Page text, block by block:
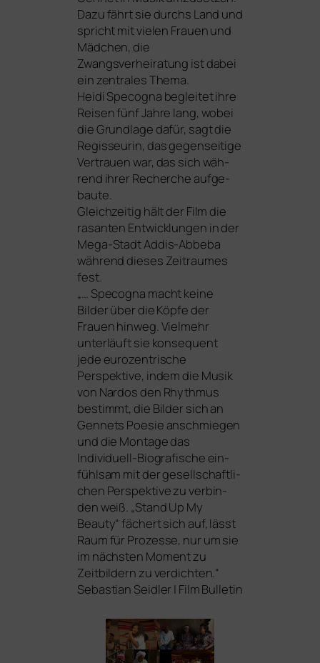
Dazu fährt sie durchs Land und
spricht mit vie­len Frauen und
Mädchen, die
Zwangsverheiratung ist dabei
ein zen­tra­les Thema.
Heidi Specogna beglei­tet ihre
Reisen fünf Jahre lang, wobei
die Grundlage dafür, sagt die
Regisseurin, das gegen­sei­ti­ge
Vertrauen war, das sich wäh­
rend ihrer Recherche auf­ge­
bau­te.
Gleichzeitig hält der Film die
rasan­ten Entwicklungen in der
Mega-Stadt Addis-Abbeba
wäh­rend die­ses Zeitraumes
fest.
„… Specogna macht kei­ne
Bilder über die Köpfe der
Frauen hin­weg. Vielmehr
unter­läuft sie kon­se­quent
jede euro­zen­tri­sche
Perspektive, indem die Musik
von Nardos den Rhythmus
bestimmt, die Bilder sich an
Gennets Poesie anschmie­gen
und die Montage das
Individuell-Biografische ein­
fühl­sam mit der gesell­schaft­li­
chen Perspektive zu ver­bin­
den weiß. „Stand Up My
Beauty“ fächert sich auf, lässt
Raum für Prozesse, nur um sie
im nächs­ten Moment zu
Zeitbildern zu ver­dich­ten.“
Sebastian Seidler | Film Bulletin